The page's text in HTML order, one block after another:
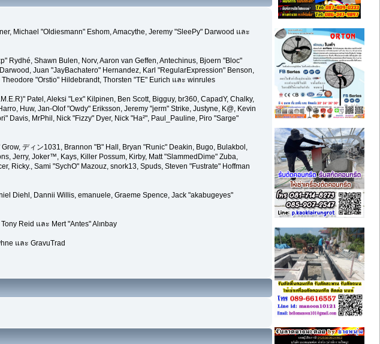
Michael "Oldiesmann" Eshom, Amacythe, Jeremy "SleePy" Darwood และ
Rydhé, Shawn Bulen, Norv, Aaron van Geffen, Antechinus, Bjoern "Bloc"
Juan "JayBachatero" Hernandez, Karl "RegularExpression" Benson,
"Orstio" Hildebrandt, Thorsten "TE" Eurich และ winrules
Patel, Aleksi "Lex" Kilpinen, Ben Scott, Bigguy, br360, CapadY, Chalky,
Huw, Jan-Olof "Owdy" Eriksson, Jeremy "jerm" Strike, Justyne, K@, Kevin
Davis, MrPhil, Nick "Fizzy" Dyer, Nick "Ha²", Paul_Pauline, Piro "Sarge"
ディン1031, Brannon "B" Hall, Bryan "Runic" Deakin, Bugo, Bulakbol,
Jerry, Joker™, Kays, Killer Possum, Kirby, Matt "SlammedDime" Zuba,
Ricky., Sami "SychO" Mazouz, snork13, Spuds, Steven "Fustrate" Hoffman
Diehl, Dannii Willis, emanuele, Graeme Spence, Jack "akabugeyes"
Reid และ Mert "Antes" Alınbay
และ GravuTrad